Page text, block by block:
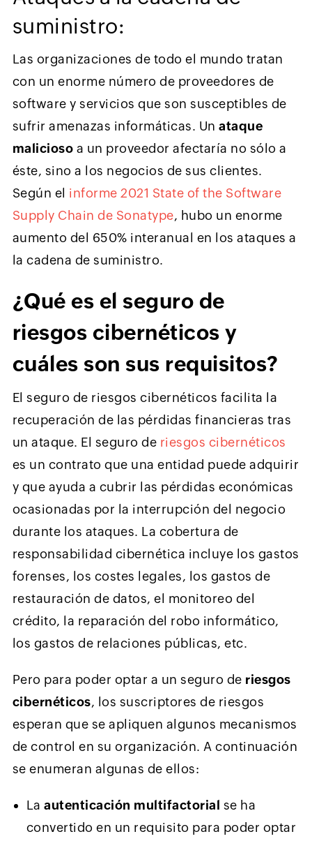
suministro:
Las organizaciones de todo el mundo tratan
con un enorme número de proveedores de
software y servicios que son susceptibles de
sufrir amenazas informáticas. Unataque
malicioso a un proveedor afectaría no sólo a
éste, sino a los negocios de sus clientes.
Según el informe 2021 State of the Software
Supply Chain de Sonatype, hubo un enorme
aumento del 650% interanual en los ataques a
la cadena de suministro.
¿Qué es el seguro de
riesgos cibernéticos y
cuáles son sus requisitos?
El seguro de riesgos cibernéticos facilita la
recuperación de las pérdidas financieras tras
un ataque. El seguro de riesgos cibernéticos
es un contrato que una entidad puede adquirir
y que ayuda a cubrir las pérdidas económicas
ocasionadas por la interrupción del negocio
durante los ataques. La cobertura de
responsabilidad cibernética incluye los gastos
forenses, los costes legales, los gastos de
restauración de datos, el monitoreo del
crédito, la reparación del robo informático,
los gastos de relaciones públicas, etc.
Pero para poder optar a un seguro de riesgos
cibernéticos, los suscriptores de riesgos
esperan que se apliquen algunos mecanismos
de control en su organización. A continuación
se enumeran algunas de ellos:
Laautenticación multifactorial se ha
convertido en un requisito para poder optar